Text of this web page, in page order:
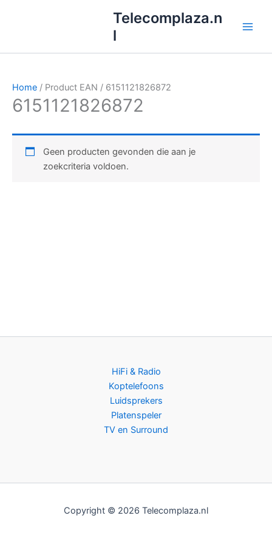
inhoud
Telecomplaza.n
l
Home / Product EAN / 6151121826872
6151121826872
Geen producten gevonden die aan je
zoekcriteria voldoen.
HiFi & Radio
Koptelefoons
Luidsprekers
Platenspeler
TV en Surround
Copyright © 2026 Telecomplaza.nl